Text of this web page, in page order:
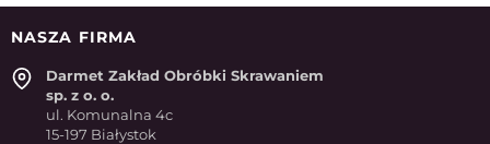
NASZA FIRMA
Darmet Zakład Obróbki Skrawaniem
sp. z o. o.
ul. Komunalna 4c
15-197 Białystok